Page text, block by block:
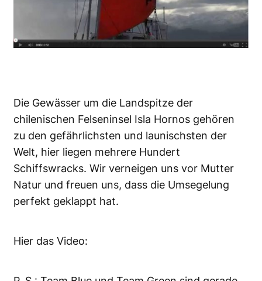
Die Gewässer um die Landspitze der
chilenischen Felseninsel Isla Hornos gehören
zu den gefährlichsten und launischsten der
Welt, hier liegen mehrere Hundert
Schiffswracks. Wir verneigen uns vor Mutter
Natur und freuen uns, dass die Umsegelung
perfekt geklappt hat.
Hier das Video: